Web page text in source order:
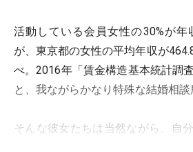
活動している会員女性の30%が年
が、東京都の女性の平均年収が
べ。2016年「賃金構造基本統計調
と、我ながらかなり特殊な結婚相談
そんな彼女たちは当然ながら、自